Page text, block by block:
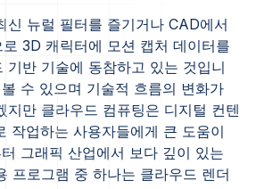
신 뉴럴 필터를 즐기거나 CAD에서
3D 캐릭터에 모션 캡처 데이터를
기반 기술에 동참하고 있는 것입니
수 있으며 기술적 흐름의 변화가
지만 클라우드 컴퓨팅은 디지털 컨텐
작업하는 사용자들에게 큰 도움이
그래픽 산업에서 보다 깊이 있는
프로그램 중 하나는 클라우드 렌더